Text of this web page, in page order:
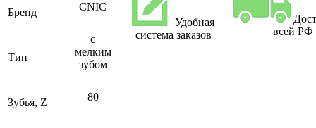
Бренд CNIC
Тип
с
мелким
зубом
Зубья, Z 80
Удобная
система заказов
всей РФ